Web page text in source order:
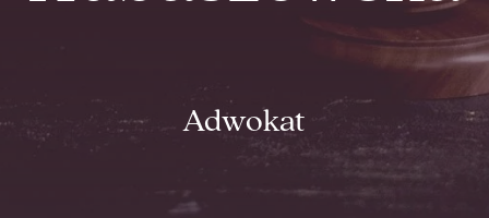
Adwokat